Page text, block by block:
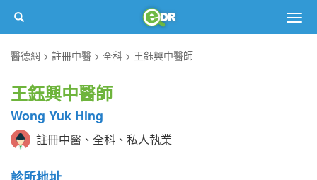
醫德網
註冊中醫 全科 王鈺興中醫師
王鈺興中醫師
Wong Yuk Hing
註冊中醫、全科、私人執業